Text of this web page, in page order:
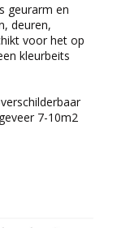
geurarm en
deuren,
voor het op
kleurbeits
7-10m2